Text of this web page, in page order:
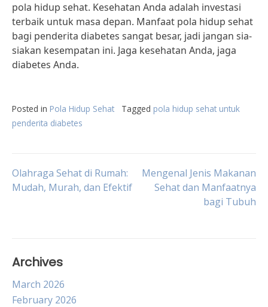
pola hidup sehat. Kesehatan Anda adalah investasi
terbaik untuk masa depan. Manfaat pola hidup sehat
bagi penderita diabetes sangat besar, jadi jangan sia-
siakan kesempatan ini. Jaga kesehatan Anda, jaga
diabetes Anda.
Posted in Pola Hidup Sehat Tagged pola hidup sehat untuk
penderita diabetes
Post
Olahraga Sehat di Rumah:
Mudah, Murah, dan Efektif
Mengenal Jenis Makanan
Sehat dan Manfaatnya
bagi Tubuh
Archives
March 2026
February 2026